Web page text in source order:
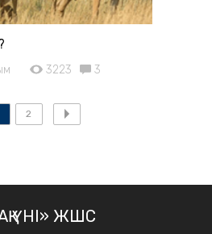
3223 3
2
ҮНІ» ЖШС